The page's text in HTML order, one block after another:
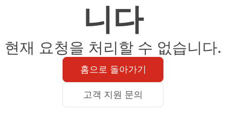
니다
현재 요청을 처리할 수 없습니다.
홈으로 돌아가기
고객 지원 문의